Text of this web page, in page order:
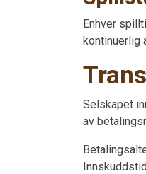
Enhver
kontinuerlig
Selskapet
av